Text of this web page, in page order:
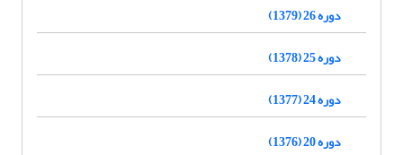
دوره 26 (1379)
دوره 25 (1378)
دوره 24 (1377)
دوره 20 (1376)